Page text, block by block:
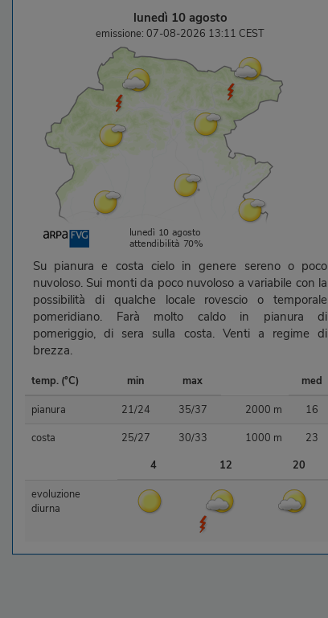
lunedì 10 agosto
emissione: 07-08-2026 13:11 CEST
Su pianura e costa cielo in genere sereno o poco
nuvoloso. Sui monti da poco nuvoloso a variabile con la
possibilità di qualche locale rovescio o temporale
pomeridiano. Farà molto caldo in pianura di
pomeriggio, di sera sulla costa. Venti a regime di
brezza.
temp. (°C) min max
med
pianura
21/24 35/37 2000 m
16
costa
25/27 30/33 1000 m
23
4
12
20
evoluzione
diurna